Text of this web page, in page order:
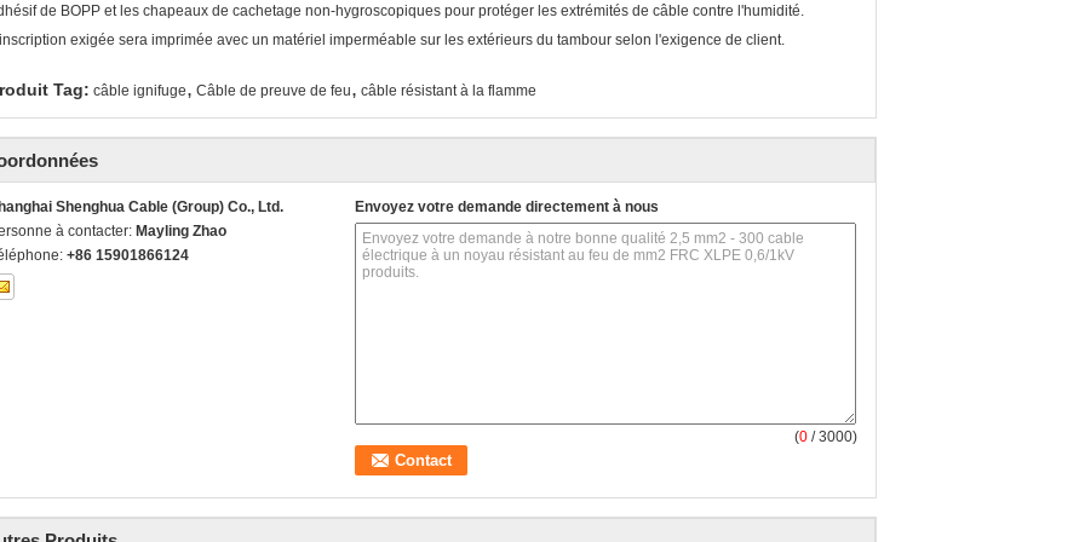
de BOPP et les chapeaux de cachetage non-hygroscopiques pour protéger les extrémités de câble contre l'humidité.
exigée sera imprimée avec un matériel imperméable sur les extérieurs du tambour selon l'exigence de client.
Tag: câble ignifuge, Câble de preuve de feu, câble résistant à la flamme
Shenghua Cable (Group) Co., Ltd.
à contacter: Mayling Zhao
+86 15901866124
Envoyez votre demande directement à nous
(0 / 3000)